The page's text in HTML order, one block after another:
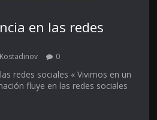
en las redes
0
redes sociales « Vivimos en un
fluye en las redes sociales